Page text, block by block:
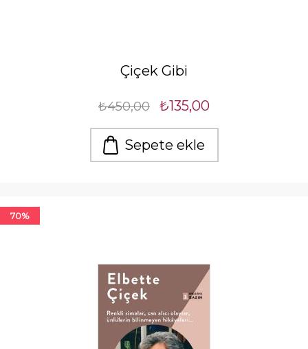
Çiçek Gibi
₺450,00 ₺135,00
Sepete ekle
70%